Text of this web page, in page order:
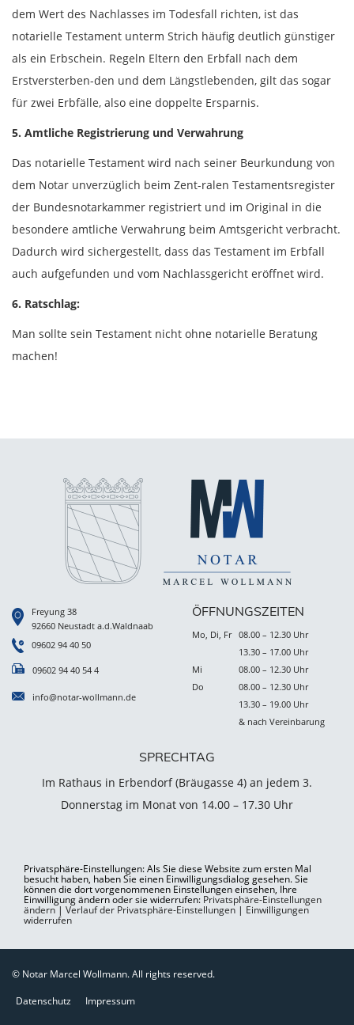
dem Wert des Nachlasses im Todesfall richten, ist das
notarielle Testament unterm Strich häufig deutlich günstiger
als ein Erbschein. Regeln Eltern den Erbfall nach dem
Erstversterben-den und dem Längstlebenden, gilt das sogar
für zwei Erbfälle, also eine doppelte Ersparnis.
5. Amtliche Registrierung und Verwahrung
Das notarielle Testament wird nach seiner Beurkundung von
dem Notar unverzüglich beim Zent-ralen Testamentsregister
der Bundesnotarkammer registriert und im Original in die
besondere amtliche Verwahrung beim Amtsgericht verbracht.
Dadurch wird sichergestellt, dass das Testament im Erbfall
auch aufgefunden und vom Nachlassgericht eröffnet wird.
6. Ratschlag:
Man sollte sein Testament nicht ohne notarielle Beratung
machen!
Freyung 38
92660 Neustadt a.d.Waldnaab
09602 94 40 50
09602 94 40 54 4
info@notar-wollmann.de
ÖFFNUNGSZEITEN
Mo, Di, Fr 08.00 – 12.30 Uhr
13.30 – 17.00 Uhr
Mi
08.00 – 12.30 Uhr
Do
08.00 – 12.30 Uhr
13.30 – 19.00 Uhr
& nach Vereinbarung
SPRECHTAG
Im Rathaus in Erbendorf (Bräugasse 4) an jedem 3.
Donnerstag im Monat von 14.00 – 17.30 Uhr
Privatsphäre-Einstellungen: Als Sie diese Website zum ersten Mal
besucht haben, haben Sie einen Einwilligungsdialog gesehen. Sie
können die dort vorgenommenen Einstellungen einsehen, Ihre
Einwilligung ändern oder sie widerrufen: Privatsphäre-Einstellungen
ändern| Verlauf der Privatsphäre-Einstellungen | Einwilligungen
widerrufen
© Notar Marcel Wollmann. All rights reserved.
Datenschutz
Impressum